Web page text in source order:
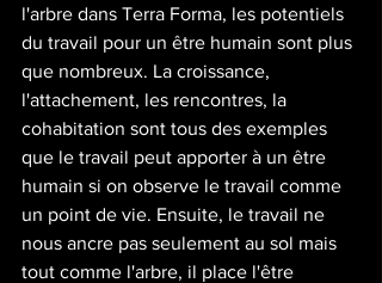
l'arbre dans Terra Forma, les potentiels
du travail pour un être humain sont plus
que nombreux. La croissance,
l'attachement, les rencontres, la
cohabitation sont tous des exemples
que le travail peut apporter à un être
humain si on observe le travail comme
un point de vie. Ensuite, le travail ne
nous ancre pas seulement au sol mais
tout comme l'arbre, il place l'être